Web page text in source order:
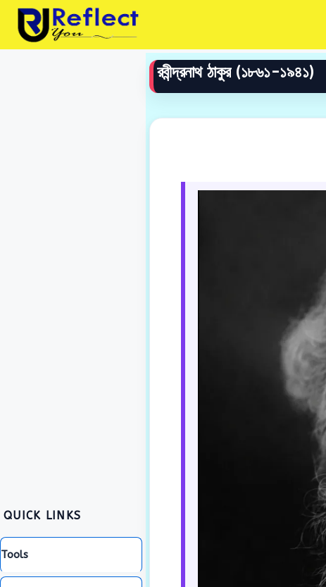
Skip
content
রবীন্দ্রনাথ ঠাকুর (১৮৬১-১৯৪১)
QUICK LINKS
Tools